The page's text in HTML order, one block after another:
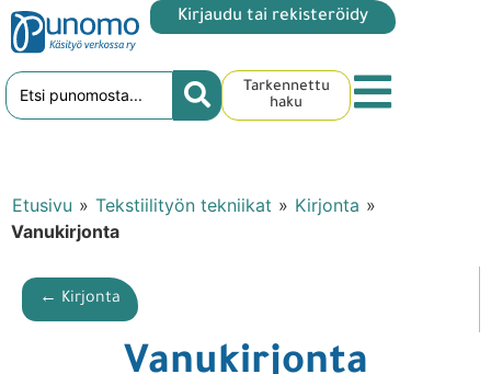
Kirjaudu tai rekisteröidy
Tarkennettu
haku
Etusivu » Tekstiilityön tekniikat » Kirjonta »
Vanukirjonta
← Kirjonta